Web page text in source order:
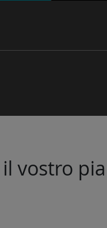
il vostro